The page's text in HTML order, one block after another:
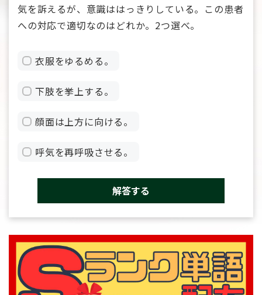
気を訴えるが、意識ははっきりしている。この患者
への対応で適切なのはどれか。2つ選べ。
衣服をゆるめる。
下肢を挙上する。
顔面は上方に向ける。
呼気を再呼吸させる。
解答する